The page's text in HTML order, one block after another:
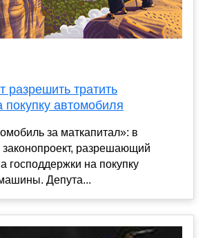
разрешить тратить
покупку автомобиля
за маткапитал»: в
законопроект, разрешающий
господдержки на покупку
Депута...